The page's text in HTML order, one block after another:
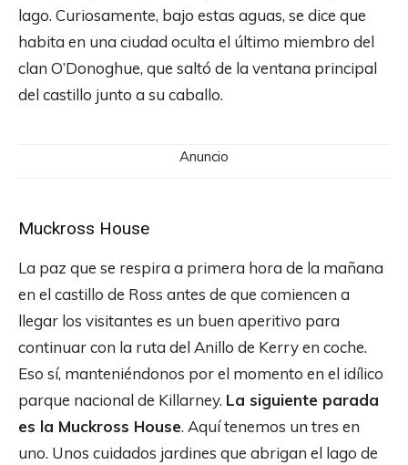
lago. Curiosamente, bajo estas aguas, se dice que
habita en una ciudad oculta el último miembro del
clan O’Donoghue, que saltó de la ventana principal
del castillo junto a su caballo.
Anuncio
Muckross House
La paz que se respira a primera hora de la mañana
en el castillo de Ross antes de que comiencen a
llegar los visitantes es un buen aperitivo para
continuar con la ruta del Anillo de Kerry en coche.
Eso sí, manteniéndonos por el momento en el idílico
parque nacional de Killarney. La siguiente parada
es la Muckross House. Aquí tenemos un tres en
uno. Unos cuidados jardines que abrigan el lago de